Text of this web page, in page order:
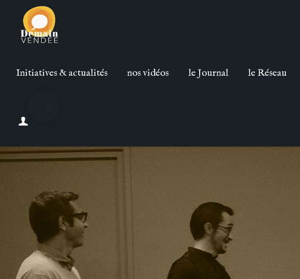
Initiatives & actualités nos vidéos le Journal le Réseau